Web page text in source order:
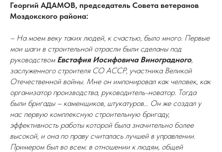
Георгий АДАМОВ, председатель Совета ветеранов
Моздокского района:
– На моем веку таких людей, к счастью, было много. Первые
мои шаги в строительной отрасли были сделаны под
руководством Евстафия Иосифовича Виноградного,
заслуженного строителя СО АССР, участника Великой
Отечественной войны. Мне он импонировал как человек, как
организатор производства, руководитель-новатор. Тогда
были бригады – каменщиков, штукатуров… Он же создал у
нас первую комплексную строительную бригаду,
эффективность работы которой была значительно более
высокой, и она по праву считалась лучшей в управлении.
Примером был во всем: в отношении к людям, общей